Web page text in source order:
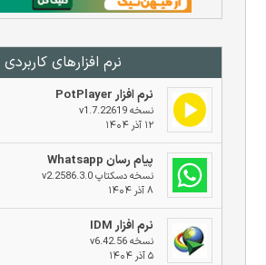
نرم افزار‌های کاربردی
نرم افزار PotPlayer
نسخه v1.7.22619
۱۲ آذر ۱۴۰۴
پیام رسان Whatsapp
نسخه دسکتاپ v2.2586.3.0
۸ آذر ۱۴۰۴
نرم افزار IDM
نسخه v6.42.56
۵ آذر ۱۴۰۴